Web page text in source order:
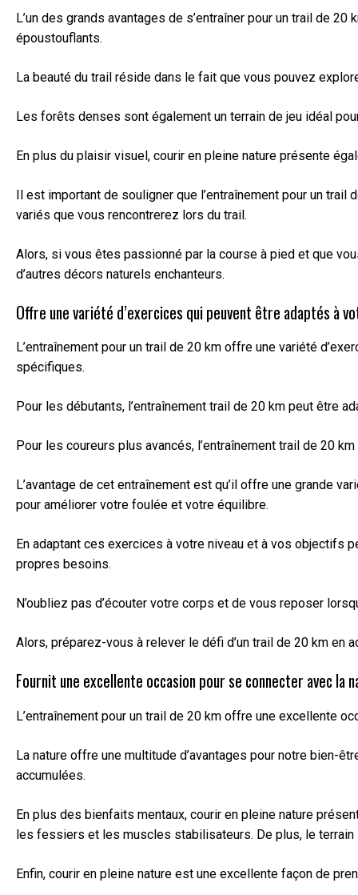
L’un des grands avantages de s’entraîner pour un trail de
époustouflants.
La beauté du trail réside dans le fait que vous pouvez
Les forêts denses sont également un terrain de jeu idéal
En plus du plaisir visuel, courir en pleine nature présente
Il est important de souligner que l’entraînement pour un
variés que vous rencontrerez lors du trail.
Alors, si vous êtes passionné par la course à pied et que
d’autres décors naturels enchanteurs.
Offre une variété d’exercices qui peuvent être adaptés à
L’entraînement pour un trail de 20 km offre une variété
spécifiques.
Pour les débutants, l’entraînement trail de 20 km peut être
Pour les coureurs plus avancés, l’entraînement trail de 20
L’avantage de cet entraînement est qu’il offre une grande
pour améliorer votre foulée et votre équilibre.
En adaptant ces exercices à votre niveau et à vos objectifs
propres besoins.
N’oubliez pas d’écouter votre corps et de vous reposer
Alors, préparez-vous à relever le défi d’un trail de 20 km en
Fournit une excellente occasion pour se connecter avec
L’entraînement pour un trail de 20 km offre une excellente
La nature offre une multitude d’avantages pour notre bien-
accumulées.
En plus des bienfaits mentaux, courir en pleine nature
les fessiers et les muscles stabilisateurs. De plus, le terrain
Enfin, courir en pleine nature est une excellente façon de